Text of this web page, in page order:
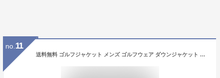
no. 11
送料無料 ゴルフジャケット メンズ ゴルフウェア ダウンジャケット 暖か裏起毛ボアフリース アウター ブルゾン ストレッチ ジャージ スタンド パーカー ジップアップ スポーツウェア 秋冬 通販 新作 おしゃれ おすすめ 人気 秋 冬 服 MOSTSHOP